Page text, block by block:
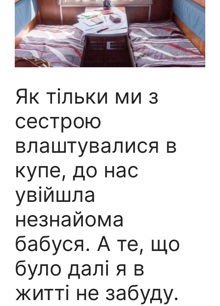
Як тільки ми з
сестрою
влаштувалися в
купе, до нас
увійшла
незнайома
бабуся. А те, що
було далі я в
житті не забуду.